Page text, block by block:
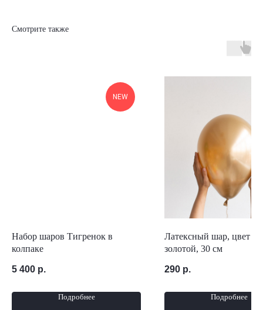
Смотрите также
NEW
Набор шаров Тигренок в
колпаке
5 400 р.
Подробнее
Латексный шар, цвет
золотой, 30 см
290 р.
Подробнее